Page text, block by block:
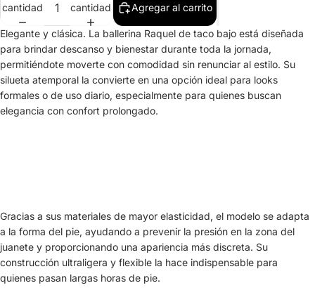
cantidad
cantidad
Agregar al carrito
Elegante y clásica. La ballerina Raquel de taco bajo está diseñada
para brindar descanso y bienestar durante toda la jornada,
permitiéndote moverte con comodidad sin renunciar al estilo. Su
silueta atemporal la convierte en una opción ideal para looks
formales o de uso diario, especialmente para quienes buscan
elegancia con confort prolongado.
Gracias a sus materiales de mayor elasticidad, el modelo se adapta
a la forma del pie, ayudando a prevenir la presión en la zona del
juanete y proporcionando una apariencia más discreta. Su
construcción ultraligera y flexible la hace indispensable para
quienes pasan largas horas de pie.